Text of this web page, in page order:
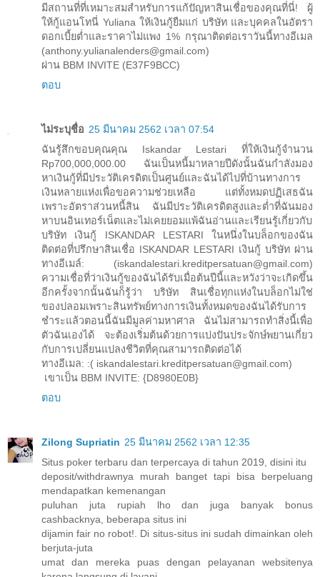
มีสถานที่ที่เหมาะสมสำหรับการแก้ปัญหาสินเชื่อของคุณที่นี่! ผู้
ให้กู้แอนโทนี่ Yuliana ให้เงินกู้ยืมแก่ บริษัท และบุคคลในอัตรา
ดอกเบี้ยต่ำและราคาไม่แพง 1% กรุณาติดต่อเราวันนี้ทางอีเมล
(anthony.yulianalenders@gmail.com)
ผ่าน BBM INVITE (E37F9BCC)
ตอบ
ไม่ระบุชื่อ 25 มีนาคม 2562 เวลา 07:54
ฉันรู้สึกขอบคุณคุณ Iskandar Lestari ที่ให้เงินกู้จำนวน
Rp700,000,000.00 ฉันเป็นหนี้มาหลายปีดังนั้นฉันกำลังมอง
หาเงินกู้ที่มีประวัติเครดิตเป็นศูนย์และฉันได้ไปที่บ้านทางการ
เงินหลายแห่งเพื่อขอความช่วยเหลือ แต่ทั้งหมดปฏิเสธฉัน
เพราะอัตราส่วนหนี้สิน ฉันมีประวัติเครดิตสูงและต่ำที่ฉันมอง
หาบนอินเทอร์เน็ตและไม่เคยยอมแพ้ฉันอ่านและเรียนรู้เกี่ยวกับ
บริษัท เงินกู้ ISKANDAR LESTARI ในหนึ่งในบล็อกของฉัน
ติดต่อที่ปรึกษาสินเชื่อ ISKANDAR LESTARI เงินกู้ บริษัท ผ่าน
ทางอีเมล์: (iskandalestari.kreditpersatuan@gmail.com)
ความเชื่อที่ว่าเงินกู้ของฉันได้รับเมื่อต้นปีนี้และหวังว่าจะเกิดขึ้น
อีกครั้งจากนั้นฉันก็รู้ว่า บริษัท สินเชื่อทุกแห่งในบล็อกไม่ใช่
ของปลอมเพราะสินทรัพย์ทางการเงินทั้งหมดของฉันได้รับการ
ชำระแล้วตอนนี้ฉันมีมูลค่ามหาศาล ฉันไม่สามารถทำสิ่งนี้เพื่อ
ตัวฉันเองได้ จะต้องเริ่มต้นด้วยการแบ่งปันประจักษ์พยานเกี่ยว
กับการเปลี่ยนแปลงชีวิตที่คุณสามารถติดต่อได้
ทางอีเมล: :( iskandalestari.kreditpersatuan@gmail.com)
เขาเป็น BBM INVITE: {D8980E0B}
ตอบ
Zilong Supriatin 25 มีนาคม 2562 เวลา 12:35
Situs poker terbaru dan terpercaya di tahun 2019, disini itu
deposit/withdrawnya murah banget tapi bisa berpeluang
mendapatkan kemenangan
puluhan juta rupiah lho dan juga banyak bonus
cashbacknya, beberapa situs ini
dijamin fair no robot!. Di situs-situs ini sudah dimainkan oleh
berjuta-juta
umat dan mereka puas dengan pelayanan websitenya